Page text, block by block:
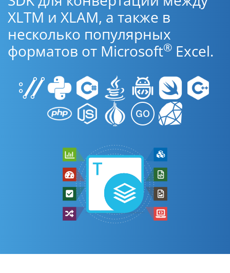
XLTM и XLAM, а также в
несколько популярных
форматов от Microsoft® Excel.